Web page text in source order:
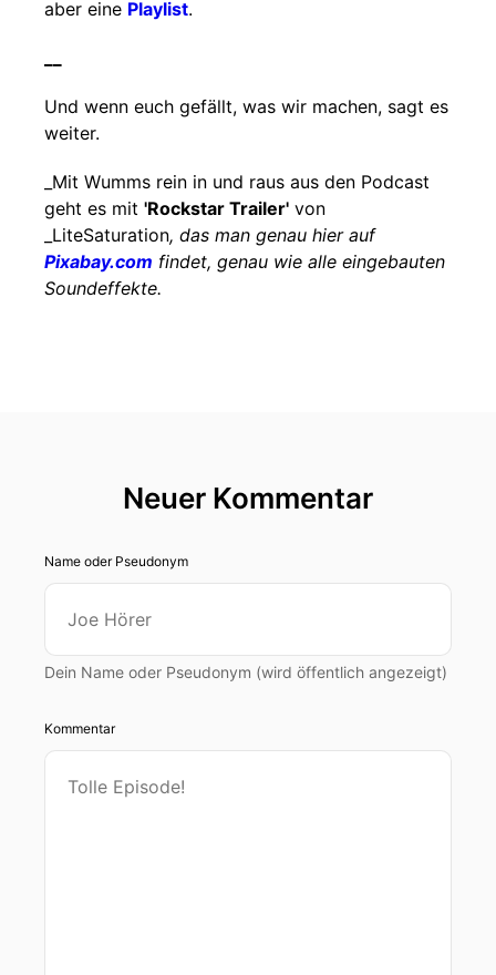
aber eine Playlist.
Und wenn euch gefällt, was wir machen, sagt es
weiter.
_Mit Wumms rein in und raus aus den Podcast
geht es mit 'Rockstar Trailer' von
_LiteSaturation, das man genau hier auf
Pixabay.com findet, genau wie alle eingebauten
Soundeffekte.
Neuer Kommentar
Name oder Pseudonym
Dein Name oder Pseudonym (wird öffentlich angezeigt)
Kommentar